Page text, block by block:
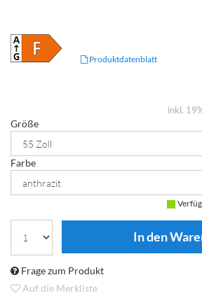
Produktdatenblatt
inkl.
Größe
Farbe
Frage zum Produkt
Auf die Merkliste